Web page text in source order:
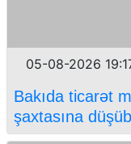
05-08-2026
Bakıda ticarət
şaxtasına